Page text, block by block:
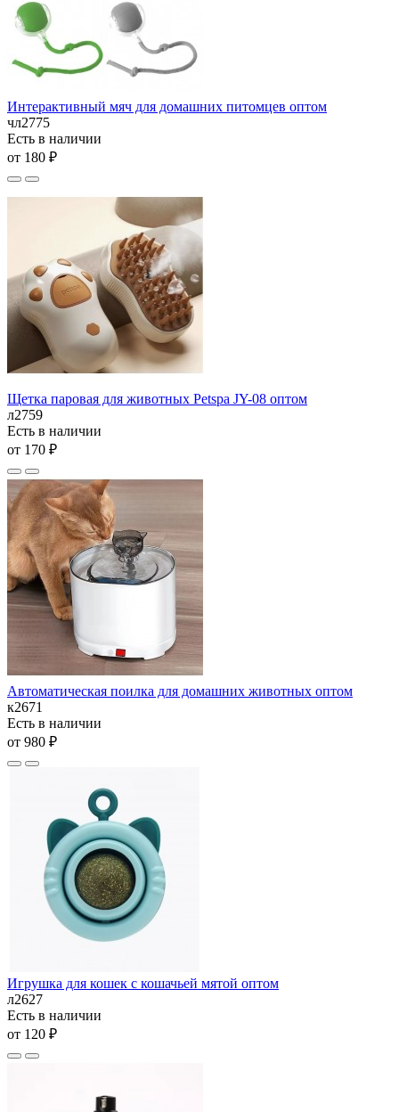
Интерактивный мяч для домашних питомцев оптом
чл2775
Есть в наличии
от 180 ₽
Щетка паровая для животных Petspa JY-08 оптом
л2759
Есть в наличии
от 170 ₽
Автоматическая поилка для домашних животных оптом
к2671
Есть в наличии
от 980 ₽
Игрушка для кошек с кошачьей мятой оптом
л2627
Есть в наличии
от 120 ₽